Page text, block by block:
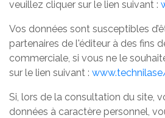
veuillez cliquer sur le lien suivant :
Vos données sont susceptibles
partenaires de l'éditeur à des fins
commerciale, si vous ne le
sur le lien suivant :
Si, lors de la consultation du site,
données à caractère personnel,